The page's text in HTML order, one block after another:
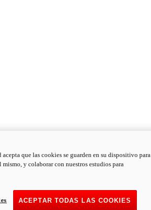
que las cookies se guarden en su dispositivo para
y colaborar con nuestros estudios para
ACEPTAR TODAS LAS COOKIES